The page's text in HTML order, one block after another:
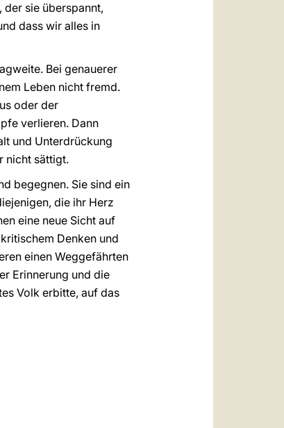
der sie überspannt,
dass wir alles in
Bei genauerer
Leben nicht fremd.
oder der
verlieren. Dann
und Unterdrückung
nicht sättigt.
begegnen. Sie sind ein
die ihr Herz
eine neue Sicht auf
Denken und
einen Weggefährten
Erinnerung und die
Volk erbitte, auf das